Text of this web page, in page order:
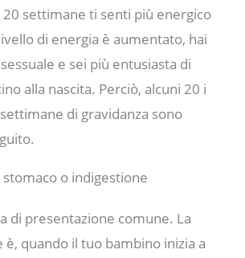
20 settimane ti senti più energico
di energia è aumentato, hai
e sei più entusiasta di
alla nascita. Perciò, alcuni 20 i
di gravidanza sono
o indigestione
di presentazione comune. La
è, quando il tuo bambino inizia a